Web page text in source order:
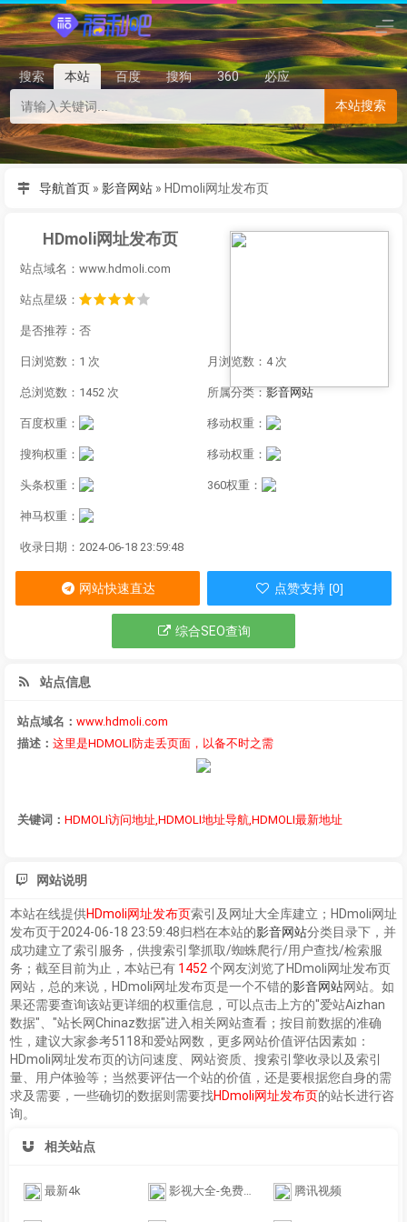
搜索 本站 百度 搜狗 360
必应
本站搜索
导航首页 » 影音网站 » HDmoli网址发布页
HDmoli网址发布页
站点域名：www.hdmoli.com
站点星级：
是否推荐：否
日浏览数：1 次 月浏览数：4 次
总浏览数：1452 次 所属分类： 影音网站
百度权重： 移动权重：
搜狗权重： 移动权重：
头条权重： 360权重：
神马权重：
收录日期：2024-06-18 23:59:48
网站快速直达 点赞支持 [0]
综合SEO查询
站点信息
站点域名： www.hdmoli.com
描述： 这里是HDMOLI防走丢页面，以备不时之需
关键词： HDMOLI访问地址,HDMOLI地址导航,HDMOLI最新地址
网站说明
本站在线提供HDmoli网址发布页索引及网址大全库建立； HDmoli网址
发布页于2024-06-18 23:59:48归档在本站的影音网站分类目录下，并
成功建立了索引服务，供搜索引擎抓取/蜘蛛爬行/用户查找/检索服
务；截至目前为止，本站已有 1452 个网友浏览了 HDmoli网址发布页
网站，总的来说， HDmoli网址发布页是一个不错的影音网站网站。如
果还需要查询该站更详细的权重信息，可以点击上方的"爱站Aizhan
数据"、"站长网Chinaz数据"进入相关网站查看；按目前数据的准确
性，建议大家参考5118和爱站网数，更多网站价值评估因素如：
HDmoli网址发布页的访问速度、网站资质、搜索引擎收录以及索引
量、用户体验等；当然要评估一个站的价值，还是要根据您自身的需
求及需要，一些确切的数据则需要找HDmoli网址发布页的站长进行咨
询。
相关站点
最新4k 影视大全-免费在线观看电影电视剧 腾讯视频